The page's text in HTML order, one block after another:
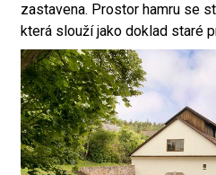
zastavena. Prostor hamru se
která slouží jako doklad staré